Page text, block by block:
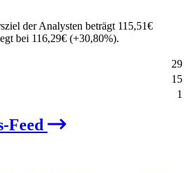
der Analysten beträgt 115,51€
bei 116,29€ (+30,80%).
29
15
1
Feed